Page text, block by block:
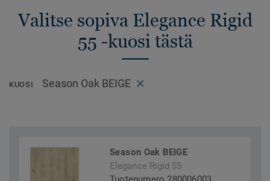
Valitse sopiva Elegance Rigid
55 -kuosi tästä
KUOSI Season Oak BEIGE
Season Oak BEIGE
Elegance Rigid 55